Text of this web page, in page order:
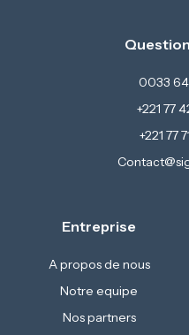
0033
+221 77
+221 77
Entreprise
A propos de nous
Notre equipe
Nos partners